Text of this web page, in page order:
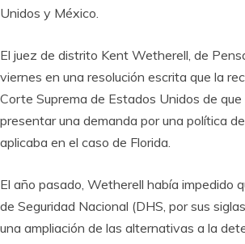
Unidos y México.
El juez de distrito Kent Wetherell, de
viernes en una resolución escrita que la
Corte Suprema de Estados Unidos de
presentar una demanda por una política
aplicaba en el caso de Florida.
El año pasado, Wetherell había impedido
de Seguridad Nacional (DHS, por sus
una ampliación de las alternativas a la